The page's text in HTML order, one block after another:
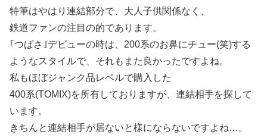
特筆はやはり連結部分で、大人子供関係なく、
鉄道ファンの注目の的であります。
｢つばさ｣デビューの時は、200系のお鼻にチュー(笑)する
ようなスタイルで、それもまた良かったですよね。
私もほぼジャンク品レベルで購入した
400系(TOMIX)を所有しておりますが、連結相手を探して
います。
きちんと連結相手が居ないと様にならないですよね…。